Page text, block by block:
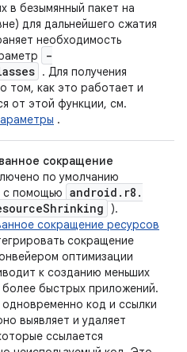
в безымянный пакет на
для дальнейшего сжатия
необходимость
-
. Для получения
том, как это работает и
от этой функции, см.
.
сокращение
по умолчанию
с помощью android . r8 .
Shrinking
).
сокращение ресурсов
сокращение
оптимизации
к созданию меньших
быстрых приложений.
код и ссылки
выявляет и удаляет
ссылается